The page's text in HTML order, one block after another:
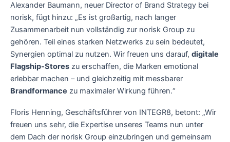
Alexander Baumann, neuer Director of Brand Strategy bei
norisk, fügt hinzu: „Es ist großartig, nach langer
Zusammenarbeit nun vollständig zur norisk Group zu
gehören. Teil eines starken Netzwerks zu sein bedeutet,
Synergien optimal zu nutzen. Wir freuen uns darauf, digitale
Flagship-Stores zu erschaffen, die Marken emotional
erlebbar machen – und gleichzeitig mit messbarer
Brandformance zu maximaler Wirkung führen.“
Floris Henning, Geschäftsführer von INTEGR8, betont: „Wir
freuen uns sehr, die Expertise unseres Teams nun unter
dem Dach der norisk Group einzubringen und gemeinsam